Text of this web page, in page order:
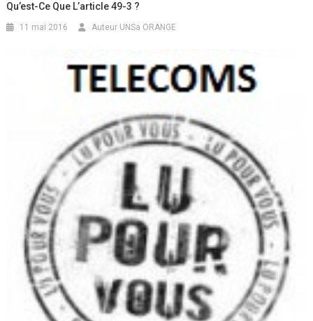
Qu’est-Ce Que L’article 49-3 ?
11 mai 2016 Auteur UNSa ORANGE